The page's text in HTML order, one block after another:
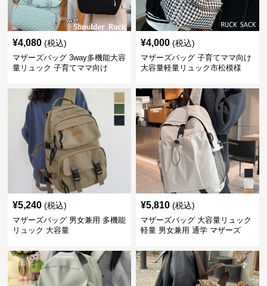
¥4,080 (税込)
マザーズバッグ 3way多機能大容
量リュック 子育てママ向け
¥4,000 (税込)
マザーズバッグ 子育てママ向け
大容量軽量リュック市松模様
¥5,240 (税込)
マザーズバッグ 男女兼用 多機能
リュック 大容量
¥5,810 (税込)
マザーズバッグ 大容量リュック
軽量 男女兼用 通学 マザーズ